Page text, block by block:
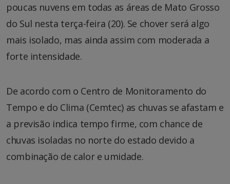
poucas nuvens em todas as áreas de Mato Grosso
do Sul nesta terça-feira (20). Se chover será algo
mais isolado, mas ainda assim com moderada a
forte intensidade.
De acordo com o Centro de Monitoramento do
Tempo e do Clima (Cemtec) as chuvas se afastam e
a previsão indica tempo firme, com chance de
chuvas isoladas no norte do estado devido a
combinação de calor e umidade.